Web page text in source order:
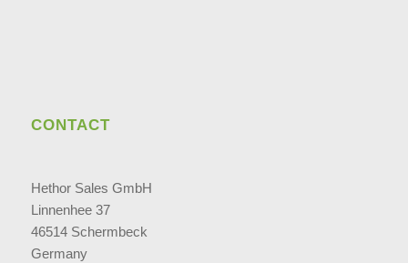
CONTACT
Hethor Sales GmbH
Linnenhee 37
46514 Schermbeck
Germany